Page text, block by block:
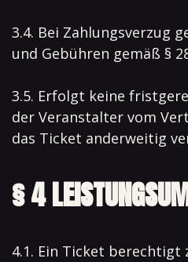
3.4. Bei Zahlungsverzug
und Gebühren gemäß §
3.5. Erfolgt keine
der Veranstalter vom
das Ticket anderweitig
§ 4
4.1. Ein Ticket berechtigt